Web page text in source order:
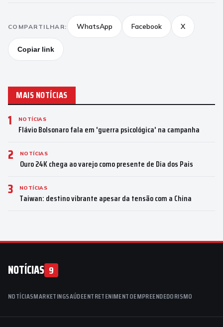
COMPARTILHAR: WhatsApp Facebook X
Copiar link
MAIS NOTÍCIAS
1 NOTÍCIAS
Flávio Bolsonaro fala em 'guerra psicológica' na campanha
2 NOTÍCIAS
Ouro 24K chega ao varejo como presente de Dia dos Pais
3 NOTÍCIAS
Taiwan: destino vibrante apesar da tensão com a China
NOTÍCIAS 9
NOTÍCIASMARKETINGSAÚDEENTRETENIMENTOEMPREENDEDORISMO